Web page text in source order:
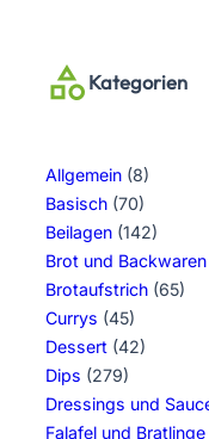
Kategorien
Allgemein (8)
Basisch (70)
Beilagen (142)
Brot und Backwaren
Brotaufstrich (65)
Currys (45)
Dessert (42)
Dips (279)
Dressings und
Falafel und Bratlinge